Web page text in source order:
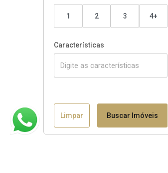
1 2 3 4+
Características
Limpar Buscar Imóveis